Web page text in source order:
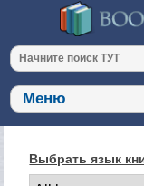
Выбрать язык